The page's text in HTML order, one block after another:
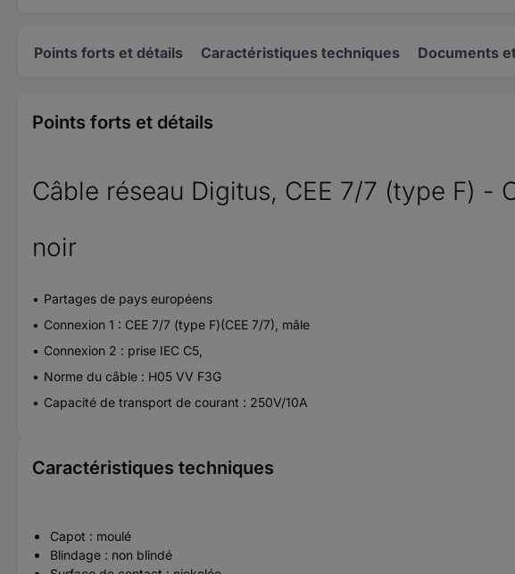
Points forts et détails Caractéristiques techniques Documents
Points forts et détails
Câble réseau Digitus, CEE 7/7 (type F) -
noir
Partages de pays européens
Connexion 1 : CEE 7/7 (type F)(CEE 7/7), mâle
Connexion 2 : prise IEC C5,
Norme du câble : H05 VV F3G
Capacité de transport de courant : 250V/10A
Caractéristiques techniques
Capot : moulé
Blindage : non blindé